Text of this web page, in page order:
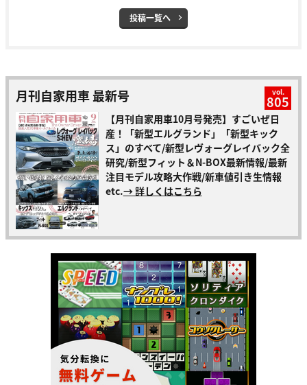
投稿一覧へ
月刊自家用車 最新号 vol.
805
【月刊自家用車10月号発売】すごいぜ日
産！「新型エルグランド」「新型キック
ス」のすべて/新型レヴォーグレイバック全
研究/新型フィット＆N-BOX最新情報/最新
注目モデル攻略大作戦/新車値引き生情報
etc.→ 詳しくはこちら